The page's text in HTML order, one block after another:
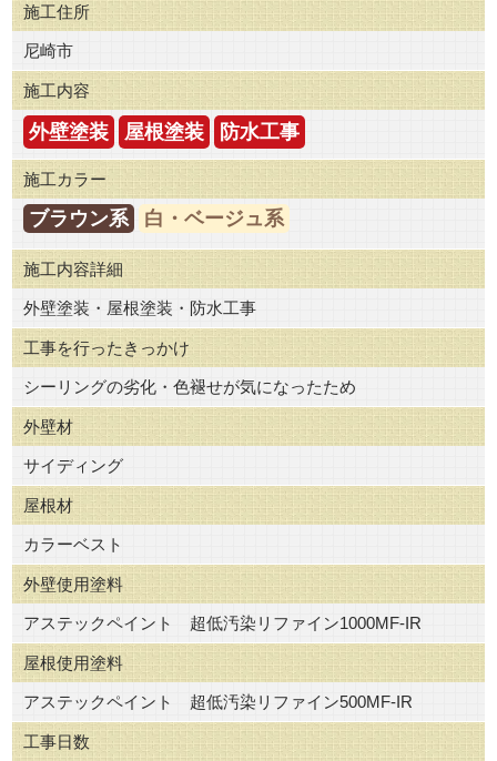
施工住所
尼崎市
施工内容
外壁塗装 屋根塗装 防水工事
施工カラー
ブラウン系 白・ベージュ系
施工内容詳細
外壁塗装・屋根塗装・防水工事
工事を行ったきっかけ
シーリングの劣化・色褪せが気になったため
外壁材
サイディング
屋根材
カラーベスト
外壁使用塗料
アステックペイント 超低汚染リファイン1000MF-IR
屋根使用塗料
アステックペイント 超低汚染リファイン500MF-IR
工事日数